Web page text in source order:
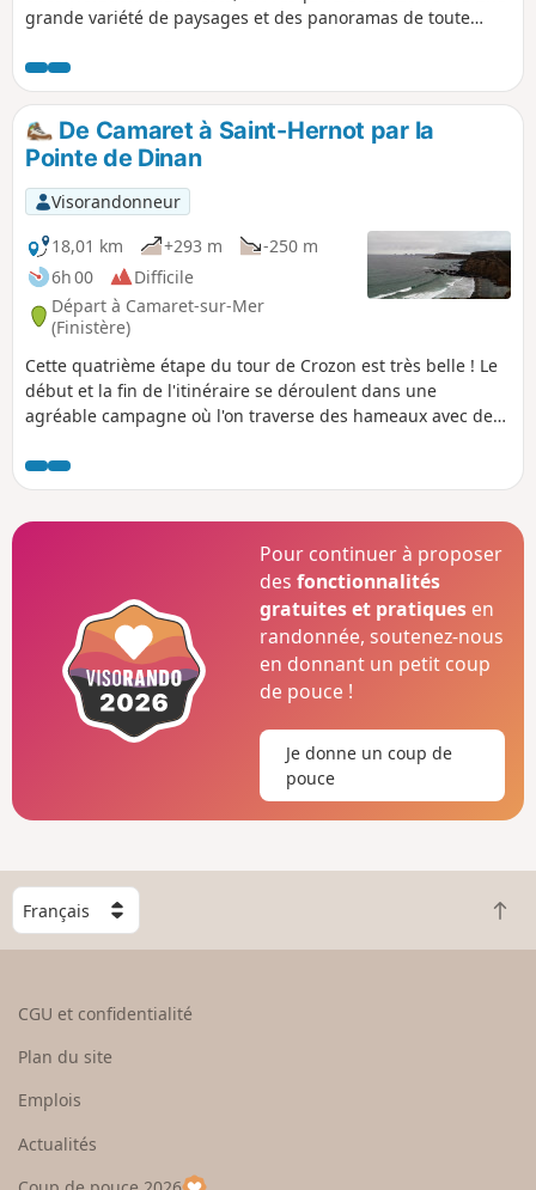
grande variété de paysages et des panoramas de toute
propose d'en faire presque le tour, le tronçon le plus à
l'intérieur des terres n'étant pas compris.
De Camaret à Saint-Hernot par la
Pointe de Dinan
Visorandonneur
18,01 km
+293 m
-250 m
6h 00
Difficile
Départ à Camaret-sur-Mer
(Finistère)
Cette quatrième étape du tour de Crozon est très belle ! Le
début et la fin de l'itinéraire se déroulent dans une
agréable campagne où l'on traverse des hameaux avec de
superbes panoramas, sur de belles plages et des falaises
déchiquetées, ainsi que sur la côte Sud de la Baie de
Douarnenez et la Pointe du Raz.
Pour continuer à proposer
desfonctionnalités
gratuites et pratiques en
randonnée, soutenez-nous
en donnant un petit coup
de pouce !
Je donne un coup de
pouce
C
h
o
e
u
R
e
CGU et confidentialité
Plan du site
Emplois
Actualités